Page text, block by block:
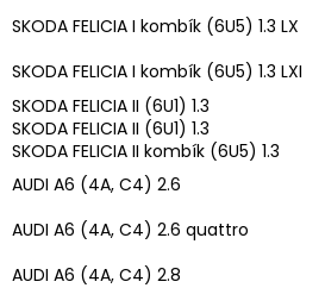
SKODA FELICIA I kombík (6U5) 1.3 LX
SKODA FELICIA I kombík (6U5) 1.3 LXI
SKODA FELICIA II (6U1) 1.3
SKODA FELICIA II (6U1) 1.3
SKODA FELICIA II kombík (6U5) 1.3
AUDI A6 (4A, C4) 2.6
AUDI A6 (4A, C4) 2.6 quattro
AUDI A6 (4A, C4) 2.8